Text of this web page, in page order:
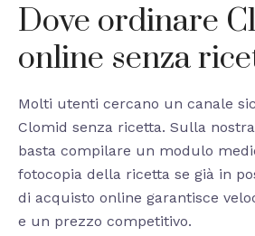
Dove ordinare
online senza
Molti utenti cercano un canale
Clomid senza ricetta. Sulla
basta compilare un modulo
fotocopia della ricetta se già in
di acquisto online garantisce
e un prezzo competitivo.